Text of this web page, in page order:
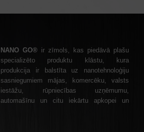
NANO GO® ir zīmols, kas piedāvā plašu
specializēto produktu klāstu, kura
produkcija ir balstīta uz nanotehnoloģiju
sasniegumiem mājas, komercēku, valsts
iestāžu, rūpniecības uzņēmumu,
automašīnu un citu iekārtu apkopei un